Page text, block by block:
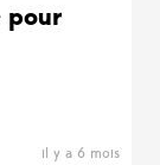
pour
il y a 6 mois